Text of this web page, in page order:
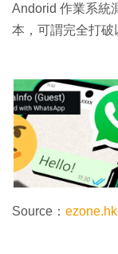
Andorid 作業系統
本，可謂完全打破
Source： ezone.hk